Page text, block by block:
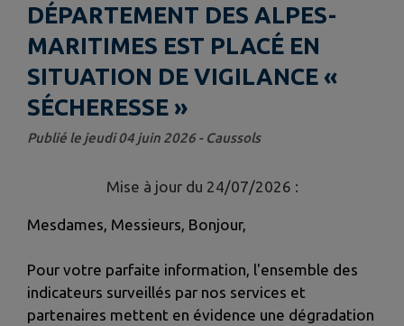
DÉPARTEMENT DES ALPES-
MARITIMES EST PLACÉ EN
SITUATION DE VIGILANCE «
SÉCHERESSE »
Publié le jeudi 04 juin 2026 - Caussols
Mise à jour du 24/07/2026 :
Mesdames, Messieurs, Bonjour,
Pour votre parfaite information, l'ensemble des
indicateurs surveillés par nos services et
partenaires mettent en évidence une dégradation